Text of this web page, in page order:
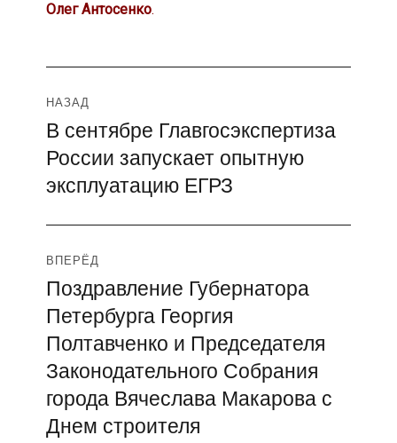
Олег Антосенко.
Навигация
по
записям
НАЗАД
Предыдущая
запись:
В сентябре Главгосэкспертиза
России запускает опытную
эксплуатацию ЕГРЗ
ВПЕРЁД
Следующая
запись:
Поздравление Губернатора
Петербурга Георгия
Полтавченко и Председателя
Законодательного Собрания
города Вячеслава Макарова с
Днем строителя